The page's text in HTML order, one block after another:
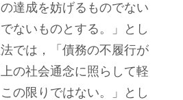
達成を妨げるものでない
ないものとする。」とし
では，「債務の不履行が
の社会通念に照らして軽
の限りではない。」とし